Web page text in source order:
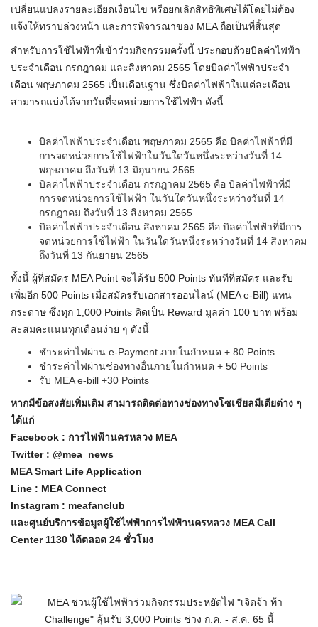
เปลี่ยนแปลงรายละเอียดเงื่อนไข หรือยกเลิกสิทธิพิเศษได้โดยไม่ต้อง
แจ้งให้ทราบล่วงหน้า และการพิจารณาของ MEA ถือเป็นที่สิ้นสุด
สำหรับการใช้ไฟฟ้าที่เข้าร่วมกิจกรรมครั้งนี้ ประกอบด้วยบิลค่าไฟฟ้า
ประจำเดือน กรกฎาคม และสิงหาคม 2565 โดยบิลค่าไฟฟ้าประจำ
เดือน พฤษภาคม 2565 เป็นเดือนฐาน ซึ่งบิลค่าไฟฟ้าในแต่ละเดือน
สามารถแบ่งได้จากวันที่จดหน่วยการใช้ไฟฟ้า ดังนี้
บิลค่าไฟฟ้าประจำเดือน พฤษภาคม 2565 คือ บิลค่าไฟฟ้าที่มี
การจดหน่วยการใช้ไฟฟ้าในวันใดวันหนึ่งระหว่างวันที่ 14
พฤษภาคม ถึงวันที่ 13 มิถุนายน 2565
บิลค่าไฟฟ้าประจำเดือน กรกฎาคม 2565 คือ บิลค่าไฟฟ้าที่มี
การจดหน่วยการใช้ไฟฟ้า ในวันใดวันหนึ่งระหว่างวันที่ 14
กรกฎาคม ถึงวันที่ 13 สิงหาคม 2565
บิลค่าไฟฟ้าประจำเดือน สิงหาคม 2565 คือ บิลค่าไฟฟ้าที่มีการ
จดหน่วยการใช้ไฟฟ้า ในวันใดวันหนึ่งระหว่างวันที่ 14 สิงหาคม
ถึงวันที่ 13 กันยายน 2565
ทั้งนี้ ผู้ที่สมัคร MEA Point จะได้รับ 500 Points ทันทีที่สมัคร และรับ
เพิ่มอีก 500 Points เมื่อสมัครรับเอกสารออนไลน์ (MEA e-Bill) แทน
กระดาษ ซึ่งทุก 1,000 Points คิดเป็น Reward มูลค่า 100 บาท พร้อม
สะสมคะแนนทุกเดือนง่าย ๆ ดังนี้
ชำระค่าไฟผ่าน e-Payment ภายในกำหนด + 80 Points
ชำระค่าไฟผ่านช่องทางอื่นภายในกำหนด + 50 Points
รับ MEA e-bill +30 Points
หากมีข้อสงสัยเพิ่มเติม สามารถติดต่อทางช่องทางโซเชียลมีเดียต่าง ๆ
ได้แก่
Facebook : การไฟฟ้านครหลวง MEA
Twitter : @mea_news
MEA Smart Life Application
Line : MEA Connect
Instagram : meafanclub
และศูนย์บริการข้อมูลผู้ใช้ไฟฟ้าการไฟฟ้านครหลวง MEA Call
Center 1130 ได้ตลอด 24 ชั่วโมง